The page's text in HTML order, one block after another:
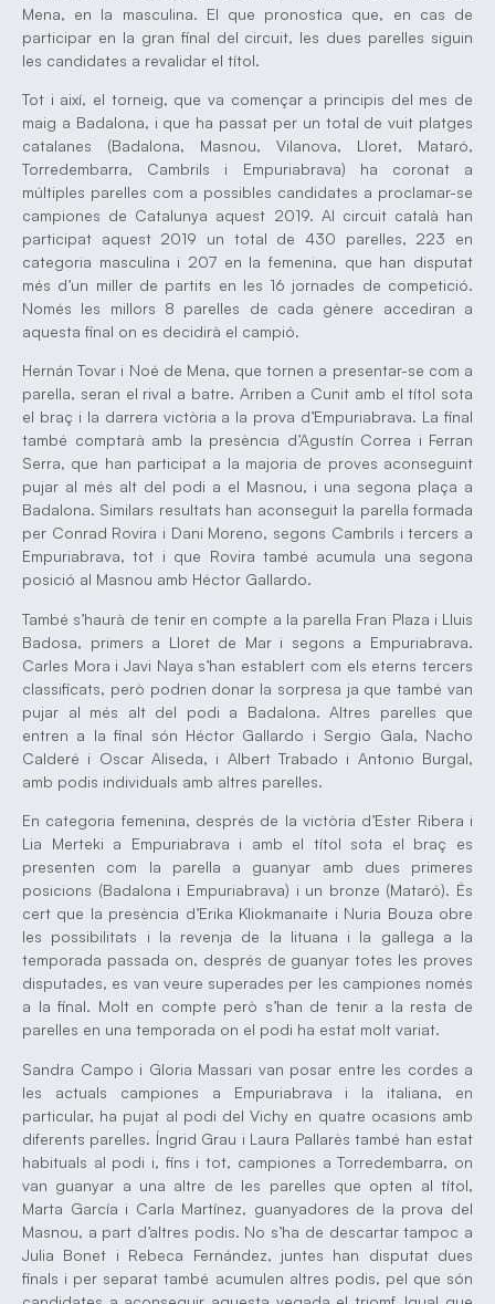
Mena, en la masculina. El que pronostica que, en cas de
participar en la gran final del circuit, les dues parelles siguin
les candidates a revalidar el títol.
Tot i així, el torneig, que va començar a principis del mes de
maig a Badalona, i que ha passat per un total de vuit platges
catalanes (Badalona, Masnou, Vilanova, Lloret, Mataró,
Torredembarra, Cambrils i Empuriabrava) ha coronat a
múltiples parelles com a possibles candidates a proclamar-se
campiones de Catalunya aquest 2019. Al circuit català han
participat aquest 2019 un total de 430 parelles, 223 en
categoria masculina i 207 en la femenina, que han disputat
més d’un miller de partits en les 16 jornades de competició.
Només les millors 8 parelles de cada gènere accediran a
aquesta final on es decidirà el campió.
Hernán Tovar i Noé de Mena, que tornen a presentar-se com a
parella, seran el rival a batre. Arriben a Cunit amb el títol sota
el braç i la darrera victòria a la prova d’Empuriabrava. La final
també comptarà amb la presència d’Agustín Correa i Ferran
Serra, que han participat a la majoria de proves aconseguint
pujar al més alt del podi a el Masnou, i una segona plaça a
Badalona. Similars resultats han aconseguit la parella formada
per Conrad Rovira i Dani Moreno, segons Cambrils i tercers a
Empuriabrava, tot i que Rovira també acumula una segona
posició al Masnou amb Héctor Gallardo.
També s’haurà de tenir en compte a la parella Fran Plaza i Lluis
Badosa, primers a Lloret de Mar i segons a Empuriabrava.
Carles Mora i Javi Naya s’han establert com els eterns tercers
classificats, però podrien donar la sorpresa ja que també van
pujar al més alt del podi a Badalona. Altres parelles que
entren a la final són Héctor Gallardo i Sergio Gala, Nacho
Calderé i Oscar Aliseda, i Albert Trabado i Antonio Burgal,
amb podis individuals amb altres parelles.
En categoria femenina, després de la victòria d’Ester Ribera i
Lia Merteki a Empuriabrava i amb el títol sota el braç es
presenten com la parella a guanyar amb dues primeres
posicions (Badalona i Empuriabrava) i un bronze (Mataró). És
cert que la presència d’Erika Kliokmanaite i Nuria Bouza obre
les possibilitats i la revenja de la lituana i la gallega a la
temporada passada on, després de guanyar totes les proves
disputades, es van veure superades per les campiones només
a la final. Molt en compte però s’han de tenir a la resta de
parelles en una temporada on el podi ha estat molt variat.
Sandra Campo i Gloria Massari van posar entre les cordes a
les actuals campiones a Empuriabrava i la italiana, en
particular, ha pujat al podi del Vichy en quatre ocasions amb
diferents parelles. Íngrid Grau i Laura Pallarès també han estat
habituals al podi i, fins i tot, campiones a Torredembarra, on
van guanyar a una altre de les parelles que opten al títol,
Marta García i Carla Martínez, guanyadores de la prova del
Masnou, a part d’altres podis. No s’ha de descartar tampoc a
Julia Bonet i Rebeca Fernández, juntes han disputat dues
finals i per separat també acumulen altres podis, pel que són